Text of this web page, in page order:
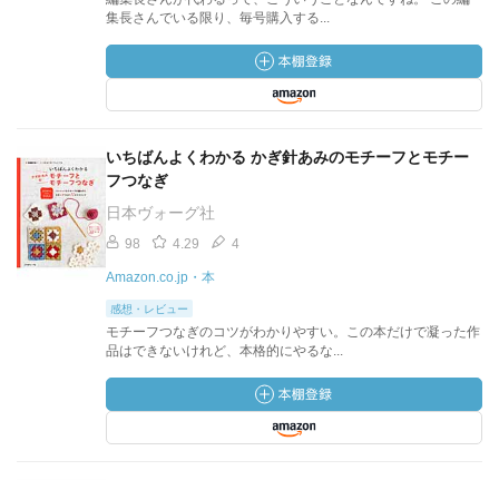
集長さんでいる限り、毎号購入する...
いちばんよくわかる かぎ針あみのモチーフとモチー
フつなぎ
日本ヴォーグ社
98 4.29 4
Amazon.co.jp・本
感想・レビュー
モチーフつなぎのコツがわかりやすい。この本だけで凝った作
品はできないけれど、本格的にやるな...